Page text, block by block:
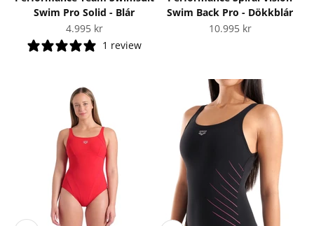
Swim Pro Solid - Blár
Tilboðsverð
4.995 kr
1 review
Swim Back Pro - Dökkblár
Tilboðsverð
10.995 kr